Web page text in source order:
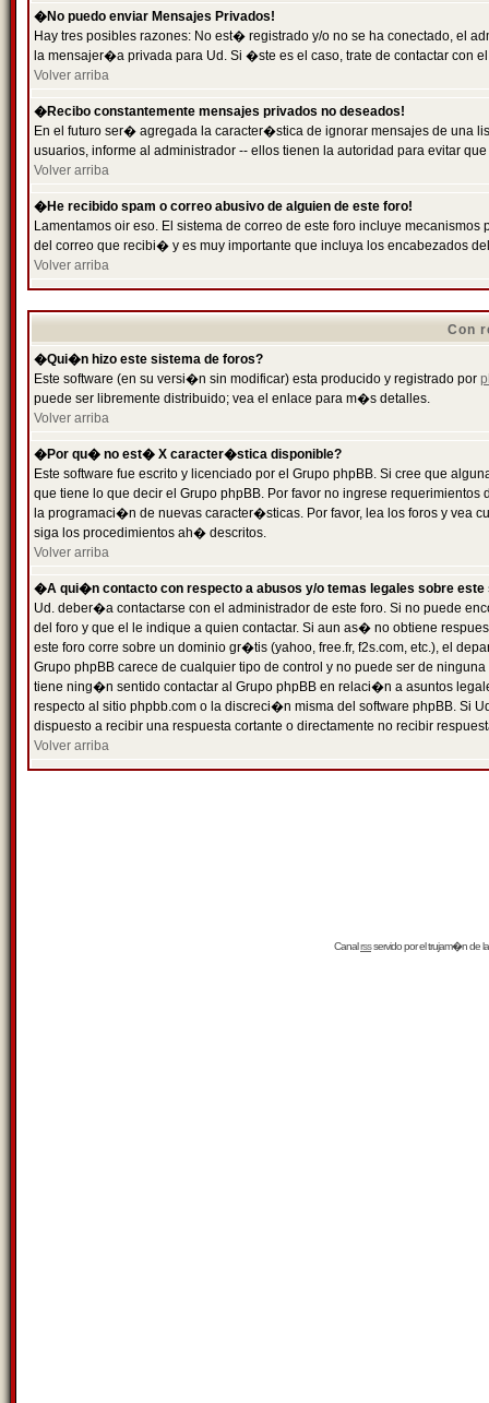
�No puedo enviar Mensajes Privados!
Hay tres posibles razones: No est� registrado y/o no se ha conectado, el
la mensajer�a privada para Ud. Si �ste es el caso, trate de contactar con
Volver arriba
�Recibo constantemente mensajes privados no deseados!
En el futuro ser� agregada la caracter�stica de ignorar mensajes de una
usuarios, informe al administrador -- ellos tienen la autoridad para evitar
Volver arriba
�He recibido spam o correo abusivo de alguien de este foro!
Lamentamos oir eso. El sistema de correo de este foro incluye
del correo que recibi� y es muy importante que incluya los encabezados
Volver arriba
Con
�Qui�n hizo este sistema de foros?
Este software (en su versi�n sin modificar) esta producido y registrado por
puede ser libremente distribuido; vea el enlace para m�s detalles.
Volver arriba
�Por qu� no est� X caracter�stica disponible?
Este software fue escrito y licenciado por el Grupo phpBB. Si cree que
que tiene lo que decir el Grupo phpBB. Por favor no ingrese
la programaci�n de nuevas caracter�sticas. Por favor, lea los foros y vea
siga los procedimientos ah� descritos.
Volver arriba
�A qui�n contacto con respecto a abusos y/o temas legales sobre este
Ud. deber�a contactarse con el administrador de este foro. Si no puede
del foro y que el le indique a quien contactar. Si aun as� no obtiene
este foro corre sobre un dominio gr�tis (yahoo, free.fr, f2s.com, etc.), el
Grupo phpBB carece de cualquier tipo de control y no puede ser de
tiene ning�n sentido contactar al Grupo phpBB en relaci�n a asuntos
respecto al sitio phpbb.com o la discreci�n misma del software phpBB. Si
dispuesto a recibir una respuesta cortante o directamente no recibir
Volver arriba
Canalrssservido por eltrujam�nde